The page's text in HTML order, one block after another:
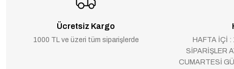
Ücretsiz Kargo
1000 TL ve üzeri tüm siparişlerde
HAFTA İÇİ :
SİPARİŞLER
CUMARTESİ